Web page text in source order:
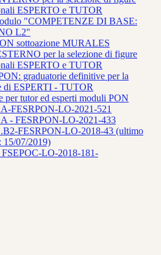
ESPERTO e TUTOR
"COMPETENZE DI BASE:
L2"
sottoazione MURALES
per la selezione di figure
ESPERTO e TUTOR
graduatorie definitive per la
di ESPERTI - TUTOR
per tutor ed esperti moduli PON
FESRPON-LO-2021-521
- FESRPON-LO-2021-433
FESRPON-LO-2018-43 (ultimo
15/07/2019)
LO-2018-181-